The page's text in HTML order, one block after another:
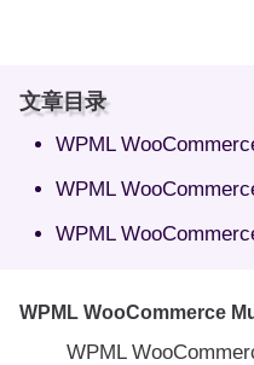
文章目录
WPML
WPML
WPML
WPML WooCommerce
WPML